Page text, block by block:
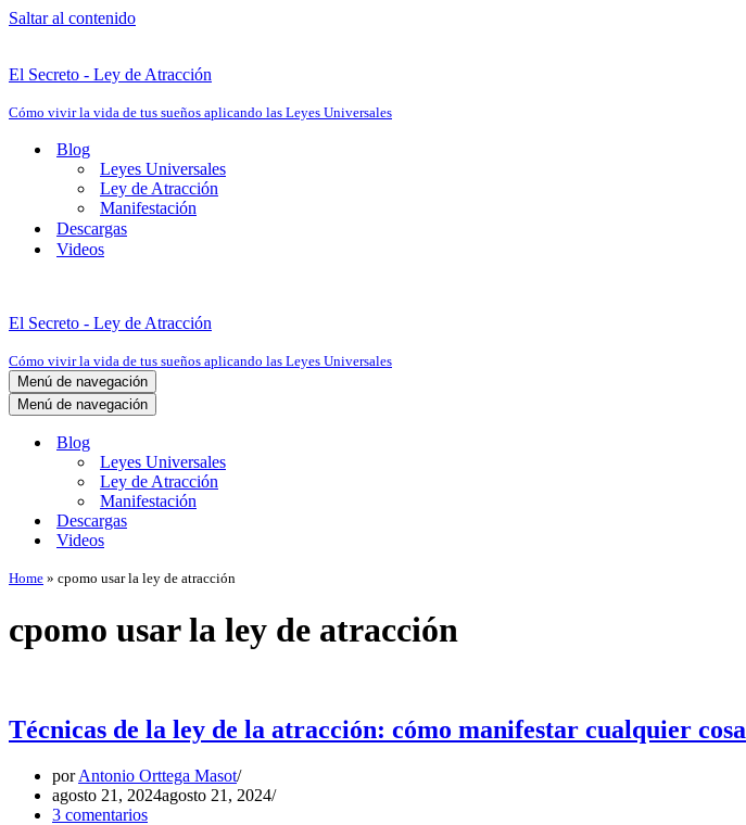
Saltar al contenido
El Secreto - Ley de Atracción
Cómo vivir la vida de tus sueños aplicando las Leyes Universales
Blog
Leyes Universales
Ley de Atracción
Manifestación
Descargas
Videos
El Secreto - Ley de Atracción
Cómo vivir la vida de tus sueños aplicando las Leyes Universales
Menú de navegación
Menú de navegación
Blog
Leyes Universales
Ley de Atracción
Manifestación
Descargas
Videos
Home » cpomo usar la ley de atracción
cpomo usar la ley de atracción
Técnicas de la ley de la atracción: cómo manifestar cualquier cosa
porAntonio Orttega Masot
agosto 21, 2024agosto 21, 2024
3 comentarios